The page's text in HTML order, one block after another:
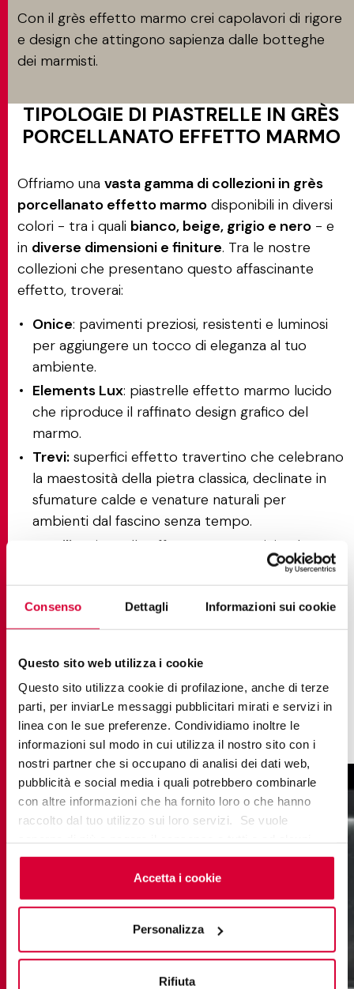
Consenso Dettagli Informazioni sui cookie
Questo sito web utilizza i cookie
Questo sito utilizza cookie di profilazione, anche di terze
parti, per inviarLe messaggi pubblicitari mirati e servizi in
linea con le sue preferenze. Condividiamo inoltre le
informazioni sul modo in cui utilizza il nostro sito con i
nostri partner che si occupano di analisi dei dati web,
pubblicità e social media i quali potrebbero combinarle
con altre informazioni che ha fornito loro o che hanno
raccolto dal tuo utilizzo sui loro servizi. Se vuole
cookieclicchi qui. Il consenso può essere espresso
cliccando sul tasto “Accetta i cookie”. Se non vuole i
cookie di profilazione può negare il consenso sul tasto
Accetta i cookie
Personalizza
Rifiuta
Con il grès effetto marmo crei capolavori di rigore
e design che attingono sapienza dalle botteghe
dei marmisti.
TIPOLOGIE DI PIASTRELLE IN GRÈS
PORCELLANATO EFFETTO MARMO
Offriamo una vasta gamma di collezioni in grès
porcellanato effetto marmo disponibili in diversi
colori - tra i quali bianco, beige, grigio e nero - e
in diverse dimensioni e finiture. Tra le nostre
collezioni che presentano questo affascinante
effetto, troverai:
Onice: pavimenti preziosi, resistenti e luminosi
per aggiungere un tocco di eleganza al tuo
ambiente.
Elements Lux: piastrelle effetto marmo lucido
che riproduce il raffinato design grafico del
marmo.
Trevi: superfici effetto travertino che celebrano
la maestosità della pietra classica, declinate in
sfumature calde e venature naturali per
ambienti dal fascino senza tempo.
Versilia
: piastrelle effetto marmo grigio che
reinterpretano con eleganza i marmi Bardiglio,
Breccia e Blue San Nicola, disponibili in finiture
matt, lappata e silky.
porcellanato effetto marmo si adattano al tuo
ambiente? ProvaMatch Appper sperimentare e
visualizzare numerosi abbinamenti e creare il tuo
stile unico.